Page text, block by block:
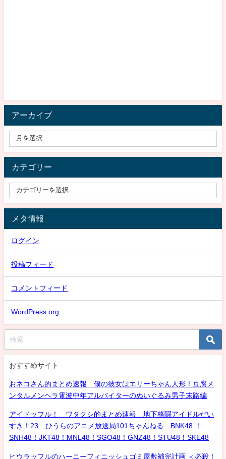
アーカイブ
カテゴリー
メタ情報
ログイン
投稿フィード
コメントフィード
WordPress.org
おすすめサイト
おネコさん的まとめ速報 僕の彼女はエリーちゃん人形！豆腐メ
ンタルメンヘラ電波中年アルバイターのぬいぐるみ男子末路編
アイドッフル！ ワタクシ的まとめ速報 地下格闘アイドルだい
すき！23 ひうらのアニメ放送局101ちゃんねる BNK48 ！
SNH48！JKT48！MNL48！SGO48！GNZ48！STU48！SKE48
ヒウラッフルのハーニーフィニッシュゴミ屋敷補完計画 ＜必殺！